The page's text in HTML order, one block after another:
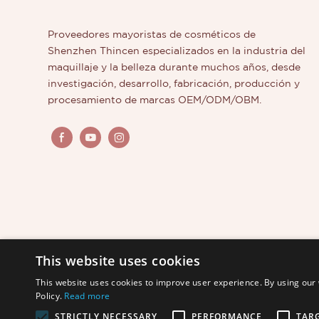
si
Proveedores mayoristas de cosméticos de
Shenzhen Thincen especializados en la industria del
maquillaje y la belleza durante muchos años, desde
investigación, desarrollo, fabricación, producción y
procesamiento de marcas OEM/ODM/OBM.
This website uses cookies
This website uses cookies to improve user experience. By using
Policy. Read more
STRICTLY NECESSARY
PERFORMANCE